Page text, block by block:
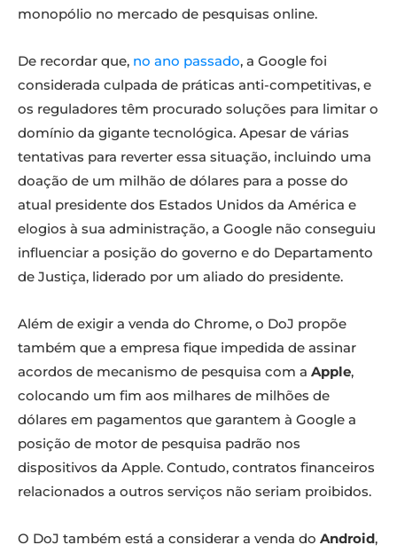
monopólio no mercado de pesquisas online.
De recordar que, no ano passado, a Google foi
considerada culpada de práticas anti-competitivas, e
os reguladores têm procurado soluções para limitar o
domínio da gigante tecnológica. Apesar de várias
tentativas para reverter essa situação, incluindo uma
doação de um milhão de dólares para a posse do
atual presidente dos Estados Unidos da América e
elogios à sua administração, a Google não conseguiu
influenciar a posição do governo e do Departamento
de Justiça, liderado por um aliado do presidente.
Além de exigir a venda do Chrome, o DoJ propõe
também que a empresa fique impedida de assinar
acordos de mecanismo de pesquisa com a Apple,
colocando um fim aos milhares de milhões de
dólares em pagamentos que garantem à Google a
posição de motor de pesquisa padrão nos
dispositivos da Apple. Contudo, contratos financeiros
relacionados a outros serviços não seriam proibidos.
O DoJ também está a considerar a venda do Android,